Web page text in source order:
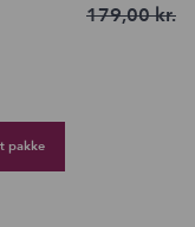
179,00kr.
pakke